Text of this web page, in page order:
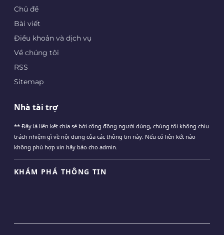
Chủ đề
Bài viết
Điều khoản và dịch vụ
Về chúng tôi
RSS
Sitemap
Nhà tài trợ
** Đây là liên kết chia sẻ bới cộng đồng người dùng, chúng tôi không chịu
trách nhiệm gì về nội dung của các thông tin này. Nếu có liên kết nào
không phù hợp xin hãy báo cho admin.
KHÁM PHÁ THÔNG TIN